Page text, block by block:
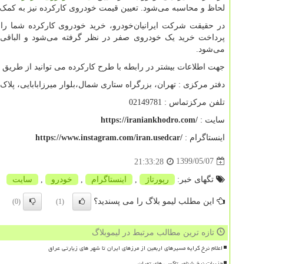
لحاظ و محاسبه می‌شود. تعیین قیمت خودروی کارکرده نیز به
در حقیقت شرکت ایرانیان‌خودرو، خرید خودروی کارکرده شما
می‌شود.
جهت اطلاعات بیشتر در رابطه با طرح کارکرده می توانید از طریق
دفتر مرکزی : تهران، بزرگراه ستاری شمال،بلوار میرزابابایی، پلاک 168، واحد 10
تلفن مرکزتماس : 02149781
سایت : https://iraniankhodro.com/
اینستاگرام : https://www.instagram.com/iran.usedcar/
1399/05/07
21:33:28
تگهای خبر: رپورتاژ اینستاگرام خودرو سایت
این مطلب لیمو بلاگ را می پسندید؟ (1)
(0)
تازه ترین مطالب مرتبط در لیموبلاگ
اعلام نرخ کرایه مسیرهای اربعین از مرزهای ایران تا شهر های زیارتی عراق